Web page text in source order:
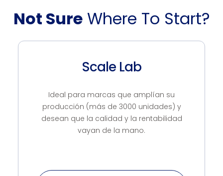
Not SureWhere To Start?
Scale Lab
Ideal para marcas que amplían su
producción (más de 3000 unidades) y
desean que la calidad y la rentabilidad
vayan de la mano.